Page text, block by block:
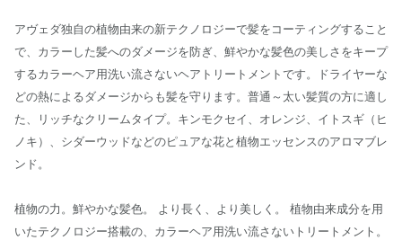
アヴェダ独自の植物由来の新テクノロジーで髪をコーティングすること
で、カラーした髪へのダメージを防ぎ、鮮やかな髪色の美しさをキープ
するカラーヘア用洗い流さないヘアトリートメントです。ドライヤーな
どの熱によるダメージからも髪を守ります。普通～太い髪質の方に適し
た、リッチなクリームタイプ。キンモクセイ、オレンジ、イトスギ（ヒ
ノキ）、シダーウッドなどのピュアな花と植物エッセンスのアロマブレ
ンド。
植物の力。鮮やかな髪色。 より長く、より美しく。 植物由来成分を用
いたテクノロジー搭載の、カラーヘア用洗い流さないトリートメント。